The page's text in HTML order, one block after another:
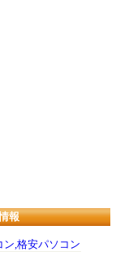
報
ン,格安パソコン